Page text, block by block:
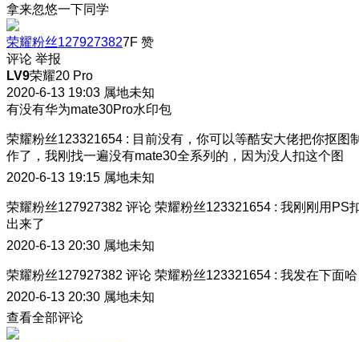
拿来忽悠一下同学
荣耀粉丝1279273827F 赞
评论 举报
LV9荣耀20 Pro
2020-6-13 19:03 属地未知
有没有华为mate30Pro水印包
荣耀粉丝123321654 : 目前没有，你可以等酷安大佬把你抠图
作了，我刚找一遍没有mate30全系列的，因为没人扣这个图
2020-6-13 19:15 属地未知
荣耀粉丝127927382 评论 荣耀粉丝123321654 : 我刚刚用PS
出来了
2020-6-13 20:30 属地未知
荣耀粉丝127927382 评论 荣耀粉丝123321654 : 我发在下面哈
2020-6-13 20:30 属地未知
查看全部评论